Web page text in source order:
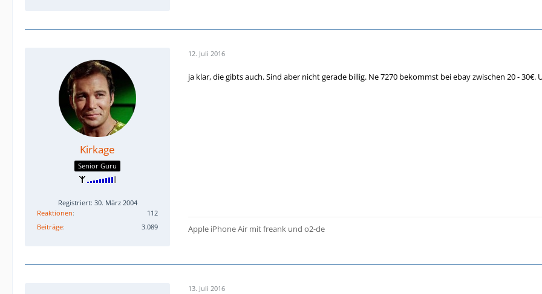
Kirkage
Senior Guru
Registriert: 30. März 2004
Reaktionen
112
Beiträge
3.089
12. Juli 2016
ja klar, die gibts auch. Sind aber nicht gerade billig. Ne 7270 bekommst bei ebay zwischen 20 -
Apple iPhone Air mit freank und o2-de
13. Juli 2016